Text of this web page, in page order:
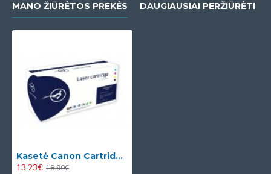
MANO ŽIŪRĖTOS PREKĖS DAUGIAUSIAI PERŽIŪRĖTI
Kasetė Canon Cartridge 708 H (0917B002)
13.23€ 18.90€